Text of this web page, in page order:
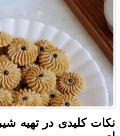
نکات کلیدی در تهیه